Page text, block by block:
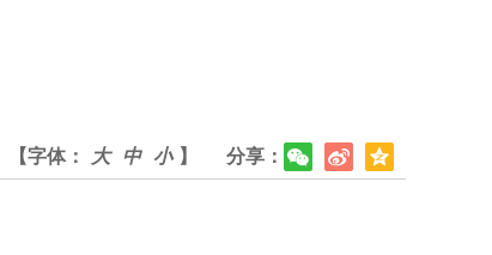
分享：
【字体： 大 中 小 】